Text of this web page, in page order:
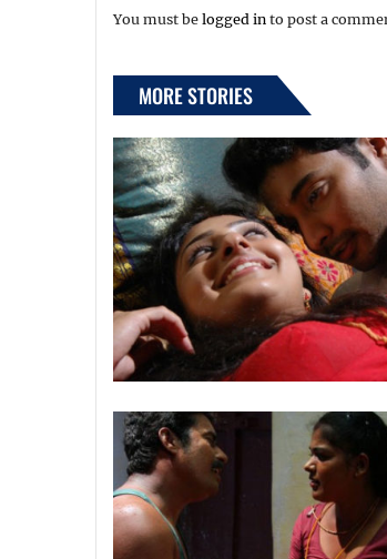
You must be logged in to post a
MORE STORIES